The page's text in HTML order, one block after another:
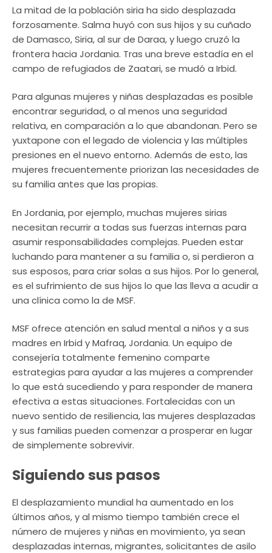
La mitad de la población siria ha sido desplazada
forzosamente. Salma huyó con sus hijos y su cuñado
de Damasco, Siria, al sur de Daraa, y luego cruzó la
frontera hacia Jordania. Tras una breve estadía en el
campo de refugiados de Zaatari, se mudó a Irbid.
Para algunas mujeres y niñas desplazadas es posible
encontrar seguridad, o al menos una seguridad
relativa, en comparación a lo que abandonan. Pero se
yuxtapone con el legado de violencia y las múltiples
presiones en el nuevo entorno. Además de esto, las
mujeres frecuentemente priorizan las necesidades de
su familia antes que las propias.
En Jordania, por ejemplo, muchas mujeres sirias
necesitan recurrir a todas sus fuerzas internas para
asumir responsabilidades complejas. Pueden estar
luchando para mantener a su familia o, si perdieron a
sus esposos, para criar solas a sus hijos. Por lo general,
es el sufrimiento de sus hijos lo que las lleva a acudir a
una clínica como la de MSF.
MSF ofrece atención en salud mental a niños y a sus
madres en Irbid y Mafraq, Jordania. Un equipo de
consejería totalmente femenino comparte
estrategias para ayudar a las mujeres a comprender
lo que está sucediendo y para responder de manera
efectiva a estas situaciones. Fortalecidas con un
nuevo sentido de resiliencia, las mujeres desplazadas
y sus familias pueden comenzar a prosperar en lugar
de simplemente sobrevivir.
Siguiendo sus pasos
El desplazamiento mundial ha aumentado en los
últimos años, y al mismo tiempo también crece el
número de mujeres y niñas en movimiento, ya sean
desplazadas internas, migrantes, solicitantes de asilo